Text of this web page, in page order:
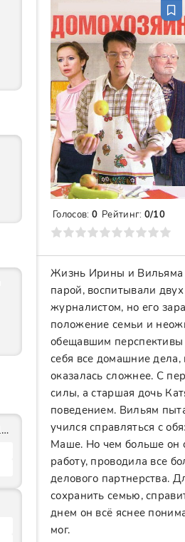
Голосов: 0 Рейтинг: 0/10
7 8 9 10
Жизнь Ирины и Вильяма
парой, воспитывали
журналистом, но его
положение семьи и
обещавшим перспективы
себя все домашние дела,
оказалась сложнее. С
силы, а старшая дочь
поведением. Вильям
учился справляться с
Маше. Но чем больше он
работу, проводила все
делового партнерства.
сохранить семью,
днем он всё яснее
мог.
Ментовские войны Все (1-11 Сезоны) подряд Сериал